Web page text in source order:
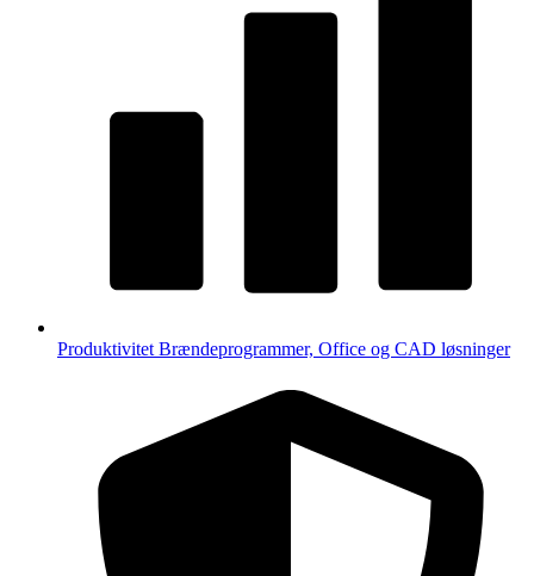
Produktivitet Brændeprogrammer, Office og CAD løsninger